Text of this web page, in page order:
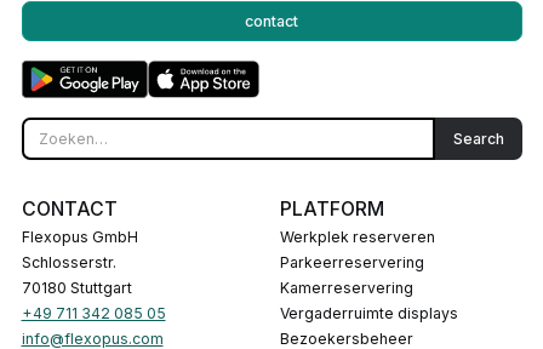
contact
CONTACT
Flexopus GmbH
Schlosserstr.
70180 Stuttgart
+49 711 342 085 05
info@flexopus.com
PLATFORM
Werkplek reserveren
Parkeerreservering
Kamerreservering
Vergaderruimte displays
Bezoekersbeheer